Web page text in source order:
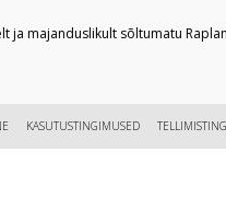
majanduslikult sõltumatu
KASUTUSTINGIMUSED